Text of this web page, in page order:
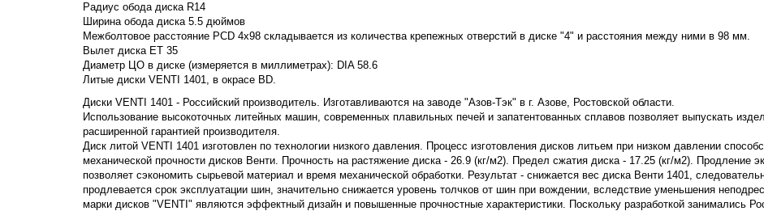
Радиус обода диска R14
Ширина обода диска 5.5 дюймов
Межболтовое расстояние PCD 4x98 складывается из количества крепежных отверстий в диске "4" и расстояния между ними в 98 мм.
Вылет диска ET 35
Диаметр ЦО в диске (измеряется в миллиметрах): DIA 58.6
Литые диски VENTI 1401, в окрасе BD.
Диски VENTI 1401 - Российский производитель. Изготавливаются на заводе "Азов-Тэк" в г. Азове, Ростовской области.
Использование высокоточных литейных машин, современных плавильных печей и запатентованных сплавов позволяет выпускать
расширенной гарантией производителя.
Диск литой VENTI 1401 изготовлен по технологии низкого давления. Процесс изготовления дисков литьем при низком давлении
механической прочности дисков Венти. Прочность на растяжение диска - 26.9 (кг/м2). Предел сжатия диска - 17.25 (кг/м2). Продление
позволяет сэкономить сырьевой материал и время механической обработки. Результат - снижается вес диска Венти 1401,
продлевается срок эксплуатации шин, значительно снижается уровень толчков от шин при вождении, вследствие уменьшения
марки дисков "VENTI" являются эффектный дизайн и повышенные прочностные характеристики. Поскольку разработкой занимались